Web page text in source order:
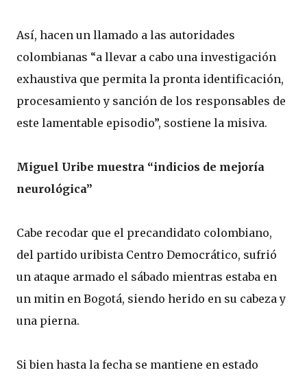
Así, hacen un llamado a las autoridades
colombianas “a llevar a cabo una investigación
exhaustiva que permita la pronta identificación,
procesamiento y sanción de los responsables de
este lamentable episodio”, sostiene la misiva.
Miguel Uribe muestra “indicios de mejoría
neurológica”
Cabe recodar que el precandidato colombiano,
del partido uribista Centro Democrático, sufrió
un ataque armado el sábado mientras estaba en
un mitin en Bogotá, siendo herido en su cabeza y
una pierna.
Si bien hasta la fecha se mantiene en estado